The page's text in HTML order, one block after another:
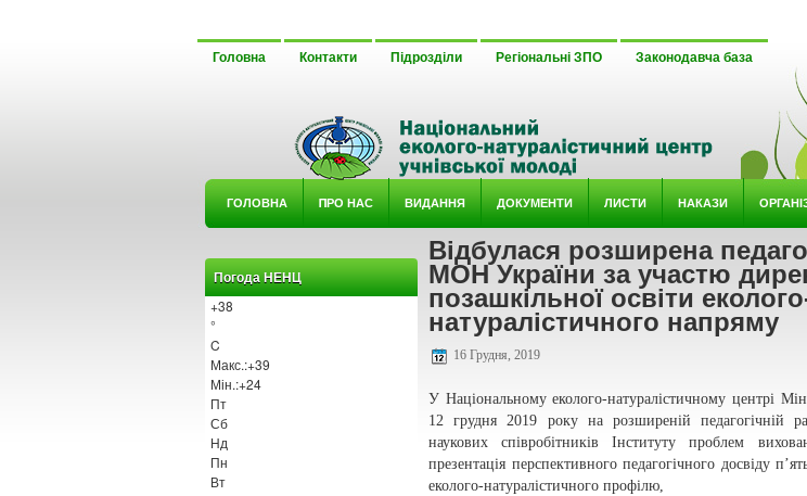
Головна Контакти Підрозділи Регіональні ЗПО Законодавча база
ГОЛОВНА ΠРО НАС ВИДАННЯ ДОКУМЕНТИ ЛИСТИ НАКАЗИ
Погода НЕНЦ
+38
°
C
Макс.:+39
Мін.:+24
Пт
Сб
Нд
Пн
Вт
Відбулася розширена
МОН України за участю
позашкільної освіти
натуралістичного напряму
16 Грудня, 2019
У Національному еколого-натуралістичному центрі
12 грудня 2019 року на розширеній педагогічній
наукових співробітників Інституту проблем
презентація перспективного педагогічного досвіду
еколого-натуралістичного профілю,